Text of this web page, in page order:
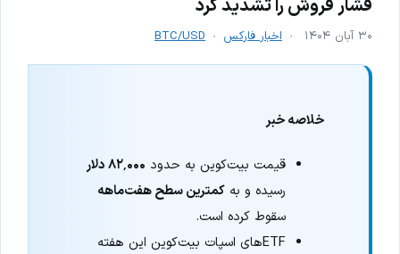
فشار فروش را تشدید کرد
۳۰ آبان ۱۴۰۴ اخبار فارکس BTC/USD
خلاصه خبر
قیمت بیت‌کوین به حدود ۸۲٬۰۰۰ دلار
رسیده و بهکمترین سطح هفت‌ماهه
سقوط کرده است.
ETFهای اسپات بیت‌کوین این هفته